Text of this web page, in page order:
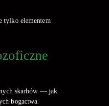
tylko elementem
skarbów — jak
bogactwa.